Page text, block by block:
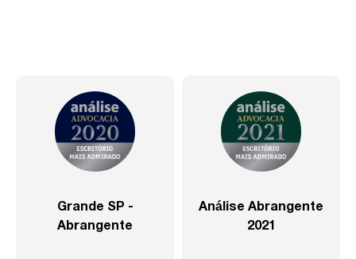
Grande SP -
Abrangente
Análise Abrangente
2021